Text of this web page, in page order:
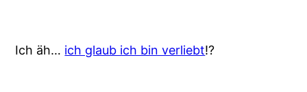
Ich äh… ich glaub ich bin verliebt!?